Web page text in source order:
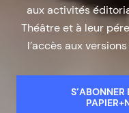
aux activités
Théâtre et à leur
l’accès aux